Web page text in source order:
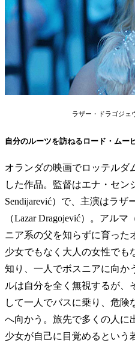
ラザー・ドラゴジェ
自分のルーツを訪ねるロード・ムー
オランダの映画でロッテルダ
した作品。監督はエナ・セン
Sendijarević）で、主演はラザ
（Lazar Dragojević）。アル
ニア系の父を知らずに育った
少女でもなく大人の女性でも
知り、一人でボスニアに向か
ルは自分を全く無視するが、
して一人でバスに乗り、危険
へ向かう。旅先で多くの人に
少女が自己に目覚めるという